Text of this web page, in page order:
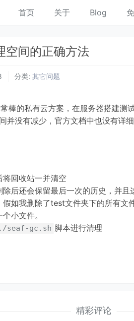
首页 关于 Blog
空间的正确方法
分类: 其它问题
棒的私有云方案，在服务器搭建测
并没有减少，官方文档中也没有详
将回收站一并清空
除后还会保留最后一次的历史，并且
假如我删除了test文件夹下的所有文
小文件。
./seaf-gc.sh 脚本进行清理
精彩评论